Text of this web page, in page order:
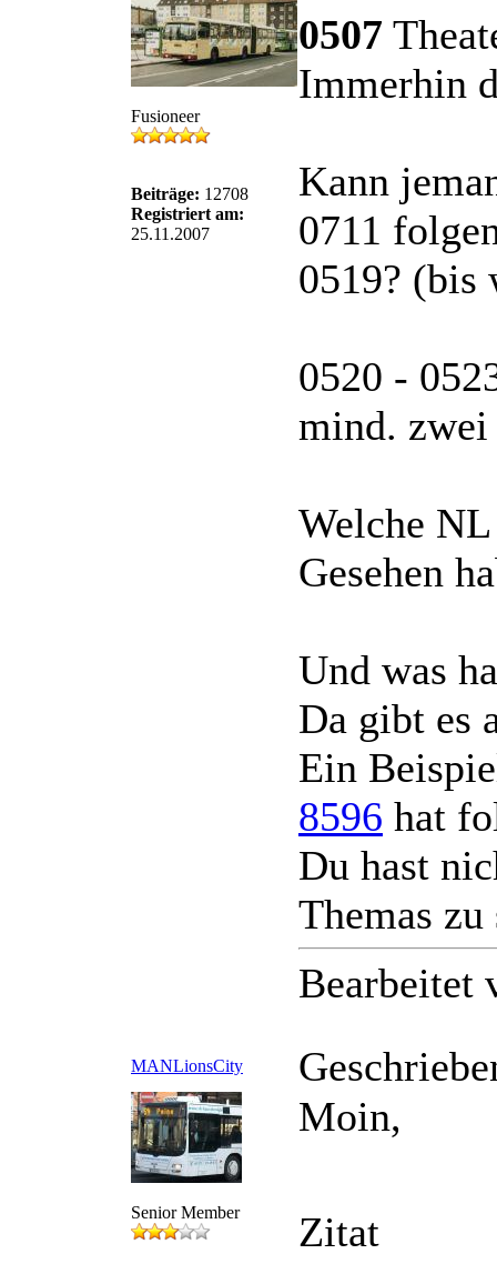
Fusioneer
Beiträge: 12708
Registriert am:
25.11.2007
0507
Immerhin
Kann
0711
0519? (bis
0520 -
mind.
Welche
Gesehen
Und was
Da gibt es
Ein
8596 hat
Du hast
Themas zu
Bearbeitet
MANLionsCity
Senior Member
Moin,
Zitat